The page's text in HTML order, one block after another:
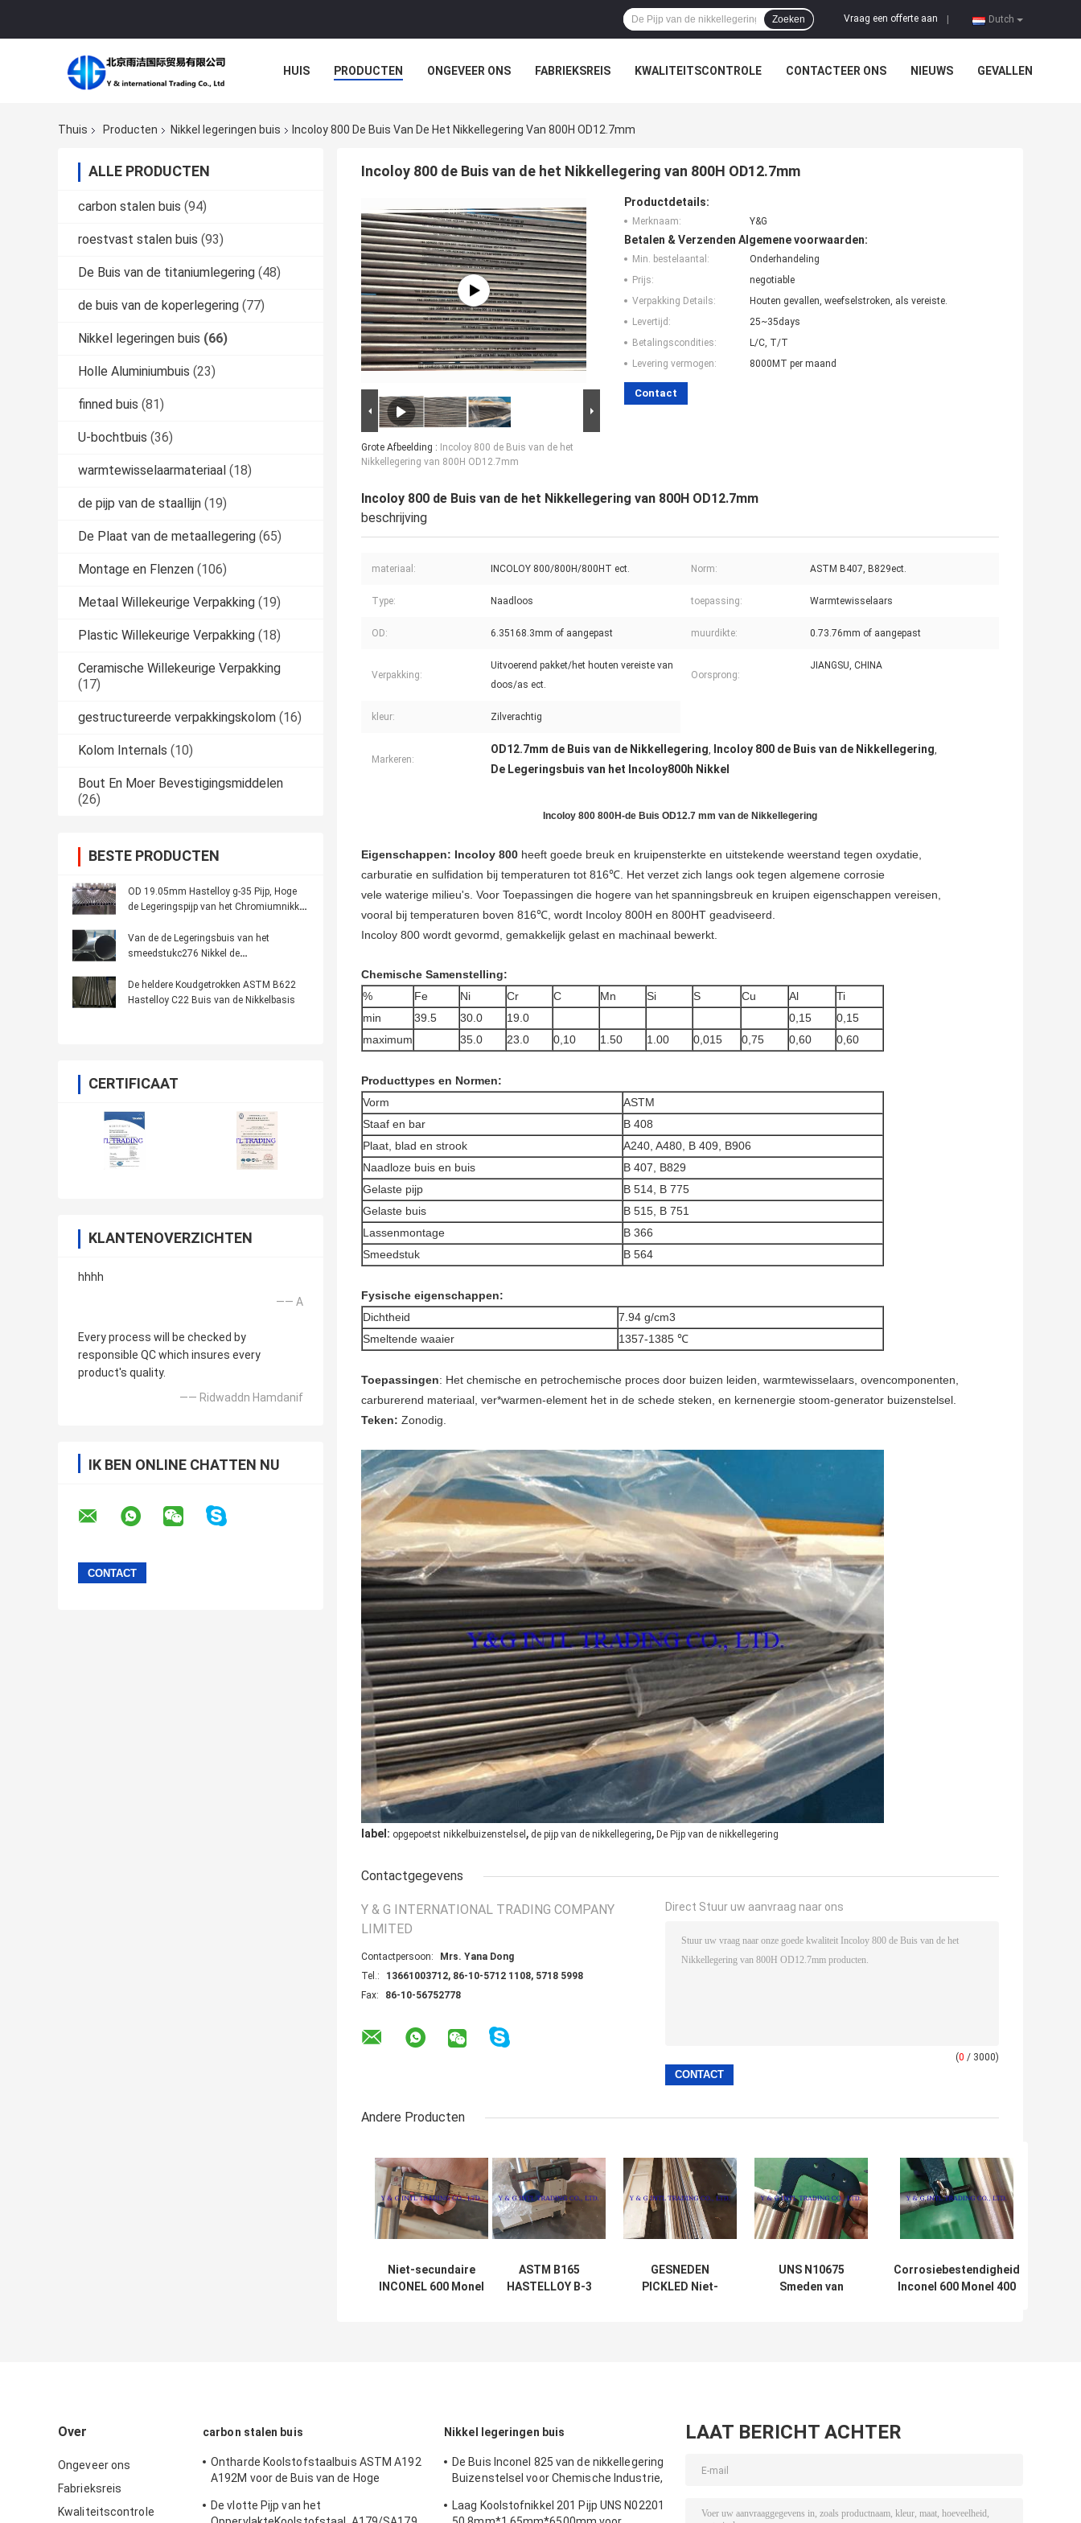
Dutch
Vraag een offerte aan
Zoeken
HUIS PRODUCTEN ONGEVEER ONS FABRIEKSREIS KWALITEITSCONTROLE CONTACTEER ONS NIEUWS GEVALLEN
Thuis Producten Nikkel legeringen buis Incoloy 800 De Buis Van De Het Nikkellegering Van 800H OD12.7mm
ALLE PRODUCTEN
carbon stalen buis (94)
roestvast stalen buis (93)
De Buis van de titaniumlegering (48)
de buis van de koperlegering (77)
Nikkel legeringen buis (66)
Holle Aluminiumbuis (23)
finned buis (81)
U-bochtbuis (36)
warmtewisselaarmateriaal (18)
de pijp van de staallijn (19)
De Plaat van de metaallegering (65)
Montage en Flenzen (106)
Metaal Willekeurige Verpakking (19)
Plastic Willekeurige Verpakking (18)
Ceramische Willekeurige Verpakking
(17)
gestructureerde verpakkingskolom (16)
Kolom Internals (10)
Bout En Moer Bevestigingsmiddelen
(26)
BESTE PRODUCTEN
OD 19.05mm Hastelloy g-35 Pijp, Hoge
de Legeringspijp van het Chromiumnikkel
Van de de Legeringsbuis van het
smeedstukc276 Nikkel de
Petrochemische Industrie
De heldere Koudgetrokken ASTM B622
Hastelloy C22 Buis van de Nikkelbasis
CERTIFICAAT
KLANTENOVERZICHTEN
hhhh
—— A
Every process will be checked by
responsible QC which insures every
product's quality.
—— Ridwaddn Hamdanif
IK BEN ONLINE CHATTEN NU
Incoloy 800 de Buis van de het Nikkellegering van 800H OD12.7mm
Grote Afbeelding : Incoloy 800 de Buis van de het
Nikkellegering van 800H OD12.7mm
Productdetails:
Merknaam: Y&G
Betalen & Verzenden Algemene voorwaarden:
Min. bestelaantal:
Onderhandeling
Prijs:
negotiable
Verpakking Details:
Houten gevallen, weefselstroken, als vereiste.
Levertijd:
25~35days
Betalingscondities:
L/C, T/T
Levering vermogen:
8000MT per maand
Contact
Incoloy 800 de Buis van de het Nikkellegering van 800H OD12.7mm
beschrijving
materiaal: INCOLOY 800/800H/800HT ect. Norm: ASTM B407, B829ect.
Type: Naadloos toepassing: Warmtewisselaars
OD: 6.35168.3mm of aangepast muurdikte: 0.73.76mm of aangepast
Verpakking:
Uitvoerend pakket/het houten vereiste van
doos/as ect.
Oorsprong:
JIANGSU, CHINA
kleur: Zilverachtig
Markeren:
OD12.7mm de Buis van de Nikkellegering, Incoloy 800 de Buis van de Nikkellegering,
De Legeringsbuis van het Incoloy800h Nikkel
Incoloy 800 800H-de Buis OD12.7 mm van de Nikkellegering
Eigenschappen: Incoloy 800 heeft goede breuk en kruipensterkte en uitstekende weerstand tegen oxydatie,
carburatie en sulfidation bij temperaturen tot 816℃. Het verzet zich langs ook tegen algemene corrosie
vele waterige milieu's. Voor Toepassingen die hogere van het spanningsbreuk en kruipen eigenschappen vereisen,
vooral bij temperaturen boven 816℃, wordt Incoloy 800H en 800HT geadviseerd.
Incoloy 800 wordt gevormd, gemakkelijk gelast en machinaal bewerkt.
Chemische Samenstelling:
%
Fe Ni Cr C Mn Si S Cu Al
Ti
min
39.5 30.0 19.0 0,15
0,15
maximum
35.0 23.0 0,10 1.50 1.00 0,015 0,75 0,60 0,60
Producttypes en Normen:
Vorm
ASTM
Staaf en bar
B 408
Plaat, blad en strook
A240, A480, B 409, B906
Naadloze buis en buis
B 407, B829
Gelaste pijp
B 514, B 775
Gelaste buis
B 515, B 751
Lassenmontage
B 366
Smeedstuk
B 564
Fysische eigenschappen:
Dichtheid
7.94 g/cm3
Smeltende waaier
1357-1385 ℃
Toepassingen: Het chemische en petrochemische proces door buizen leiden, warmtewisselaars, ovencomponenten,
carburerend materiaal, ver*warmen-element het in de schede steken, en kernenergie stoom-generator buizenstelsel.
Teken: Zonodig.
label: opgepoetst nikkelbuizenstelsel , de pijp van de nikkellegering, De Pijp van de nikkellegering
Contactgegevens
Y & G INTERNATIONAL TRADING COMPANY
LIMITED
Contactpersoon:
Mrs. Yana Dong
Tel.:
13661003712, 86-10-5712 1108, 5718 5998
Fax:
86-10-56752778
Direct Stuur uw aanvraag naar ons
(0 / 3000)
Andere Producten
Niet-secundaire
INCONEL 600 Monel
ASTM B165
HASTELLOY B-3
GESNEDEN
PICKLED Niet-
UNS N10675
Smeden van
Corrosiebestendigheid
Inconel 600 Monel 400
Over
Ongeveer ons
Fabrieksreis
Kwaliteitscontrole
carbon stalen buis
Ontharde Koolstofstaalbuis ASTM A192
A192M voor de Buis van de Hoge
De vlotte Pijp van het
Nikkel legeringen buis
De Buis Inconel 825 van de nikkellegering
Buizenstelsel voor Chemische Industrie,
Laag Koolstofnikkel 201 Pijp UNS N02201
LAAT BERICHT ACHTER